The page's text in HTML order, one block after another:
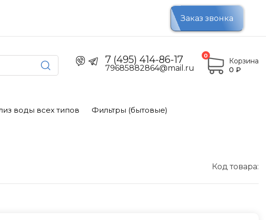
Заказ звонка
7 (495) 414-86-17
79685882864@mail.ru
0
Корзина
0 ₽
воды всех типов
Фильтры (бытовые)
Код товара: